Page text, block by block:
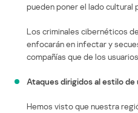
pueden poner el lado cultural
Los criminales cibernéticos
enfocarán en infectar y
compañías que de los
Ataques dirigidos al estilo de
Hemos visto que nuestra